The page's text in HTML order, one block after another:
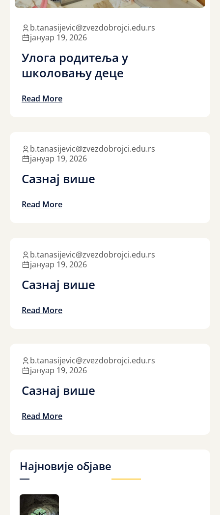
b.tanasijevic@zvezdobrojci.edu.rs
јануар 19, 2026
Улога родитеља у
школовању деце
Read More
b.tanasijevic@zvezdobrojci.edu.rs
јануар 19, 2026
Сазнај више
Read More
b.tanasijevic@zvezdobrojci.edu.rs
јануар 19, 2026
Сазнај више
Read More
b.tanasijevic@zvezdobrojci.edu.rs
јануар 19, 2026
Сазнај више
Read More
Најновије објаве